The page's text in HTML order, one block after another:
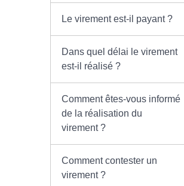
Le virement est-il payant ?
Dans quel délai le virement
est-il réalisé ?
Comment êtes-vous informé
de la réalisation du
virement ?
Comment contester un
virement ?